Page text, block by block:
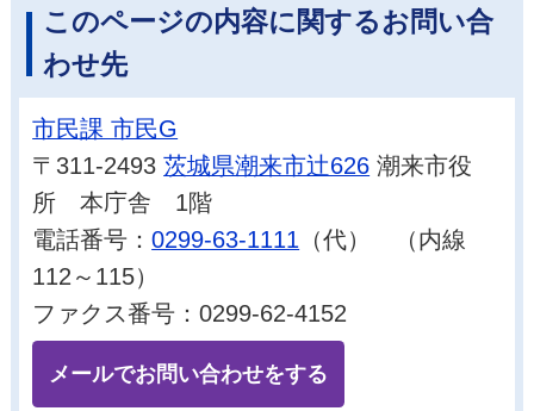
このページの内容に関するお問い合
わせ先
市民課 市民G
〒311-2493茨城県潮来市辻626 潮来市役
所 本庁舎 1階
電話番号：0299-63-1111 （代） （内線
112～115）
ファクス番号：0299-62-4152
メールでお問い合わせをする